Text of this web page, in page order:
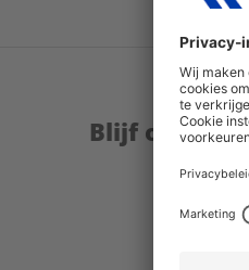
Blijf op de